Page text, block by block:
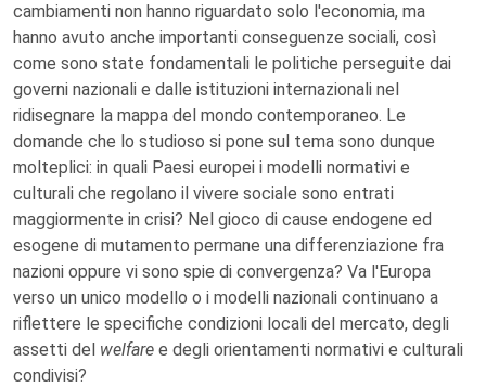
cambiamenti non hanno riguardato solo l'economia, ma
hanno avuto anche importanti conseguenze sociali, così
come sono state fondamentali le politiche perseguite dai
governi nazionali e dalle istituzioni internazionali nel
ridisegnare la mappa del mondo contemporaneo. Le
domande che lo studioso si pone sul tema sono dunque
molteplici: in quali Paesi europei i modelli normativi e
culturali che regolano il vivere sociale sono entrati
maggiormente in crisi? Nel gioco di cause endogene ed
esogene di mutamento permane una differenziazione fra
nazioni oppure vi sono spie di convergenza? Va l'Europa
verso un unico modello o i modelli nazionali continuano a
riflettere le specifiche condizioni locali del mercato, degli
assetti del welfare e degli orientamenti normativi e culturali
condivisi?